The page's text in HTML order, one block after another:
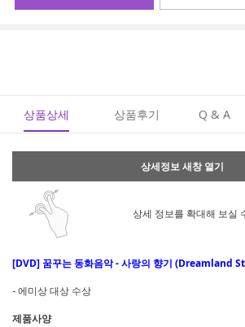
상품상세 상품후기 Q & A
상세정보 새창 열기
상세 정보를 확대해 보실
[DVD] 꿈꾸는 동화음악 - 사랑의 향기 (Dreamland
- 에미상 대상 수상
제품사양